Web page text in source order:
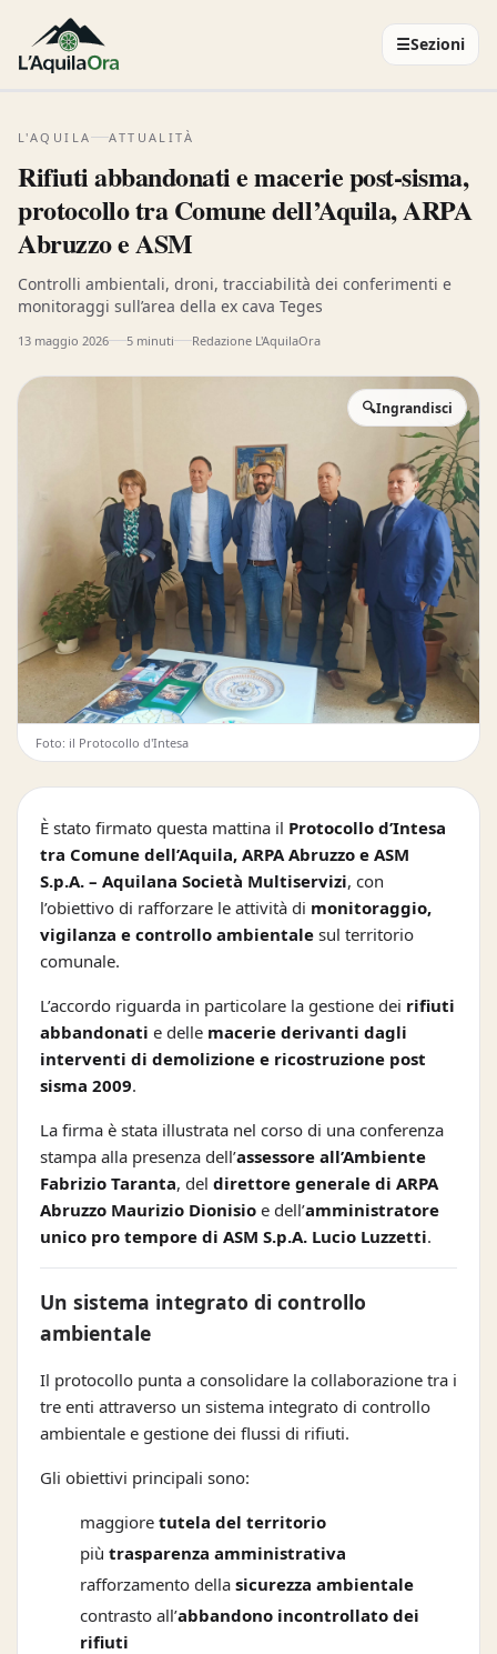
☰Sezioni
L'AQUILA ATTUALITÀ
Rifiuti abbandonati e macerie post-sisma,
protocollo tra Comune dell’Aquila, ARPA
Abruzzo e ASM
Controlli ambientali, droni, tracciabilità dei conferimenti e
monitoraggi sull’area della ex cava Teges
13 maggio 2026 5 minuti Redazione L'AquilaOra
🔍Ingrandisci
Foto: il Protocollo d'Intesa
È stato firmato questa mattina il Protocollo d’Intesa
tra Comune dell’Aquila, ARPA Abruzzo e ASM
S.p.A. – Aquilana Società Multiservizi, con
l’obiettivo di rafforzare le attività di monitoraggio,
vigilanza e controllo ambientale sul territorio
comunale.
L’accordo riguarda in particolare la gestione dei rifiuti
abbandonati e delle macerie derivanti dagli
interventi di demolizione e ricostruzione post
sisma 2009.
La firma è stata illustrata nel corso di una conferenza
stampa alla presenza dell’assessore all’Ambiente
Fabrizio Taranta, del direttore generale di ARPA
Abruzzo Maurizio Dionisio e dell’amministratore
unico pro tempore di ASM S.p.A. Lucio Luzzetti.
Un sistema integrato di controllo
ambientale
Il protocollo punta a consolidare la collaborazione tra i
tre enti attraverso un sistema integrato di controllo
ambientale e gestione dei flussi di rifiuti.
Gli obiettivi principali sono:
maggiore tutela del territorio
più trasparenza amministrativa
rafforzamento della sicurezza ambientale
contrasto all’abbandono incontrollato dei
rifiuti